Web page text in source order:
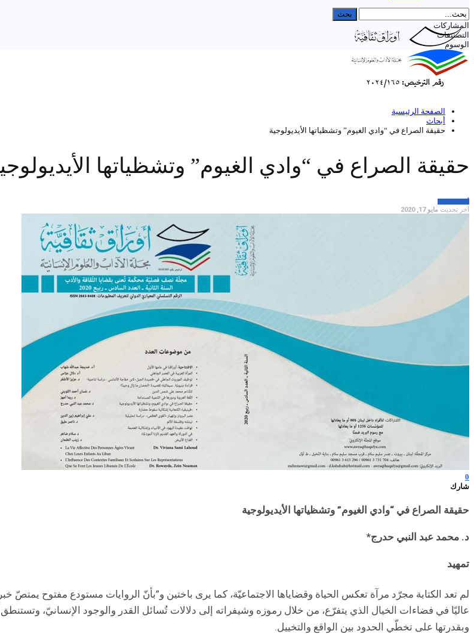
المشاركات
التصنيفات
الوسوم
الصفحة الرئيسية
أبحاث
حقيقة الصراع في “وادي الغيوم” وتشظياتها الأيديولوجية
حقيقة الصراع في “وادي الغيوم” وتشظياتها
آخر تحديث مايو 17, 2020
0
شارك
حقيقة الصراع في “وادي الغيوم” وتشظياتها الأيديولوجية
د. محمد عبد النبي حدرج*
تمهيد
لم تعد الكتابة مجرّد مرآة تعكس الحياة وقضاياها الاجتماعيّة، كما يرى باختين و”بأنّ الروايات مستودع مفتوح يمتصّ
عاليًا في فضاءات الخيال الذي يتفرّع، من خلال رموزه وشيفراته إلى دلالات تُسائل القدر والوجود الإنسانيّ، وتستنطق
وبقدرتها على تخطّي الحدود بين الواقع والتخييل.